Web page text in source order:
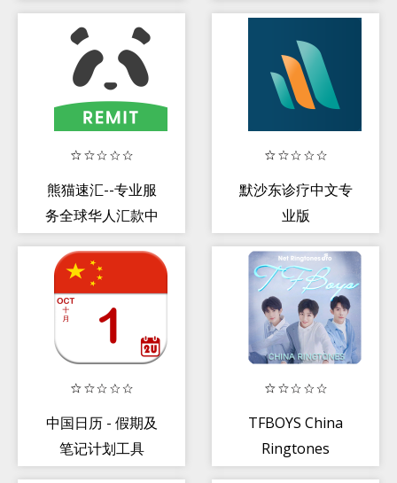
熊猫速汇--专业服
务全球华人汇款中
默沙东诊疗中文专
业版
中国日历 - 假期及
笔记计划工具
TFBOYS China
Ringtones